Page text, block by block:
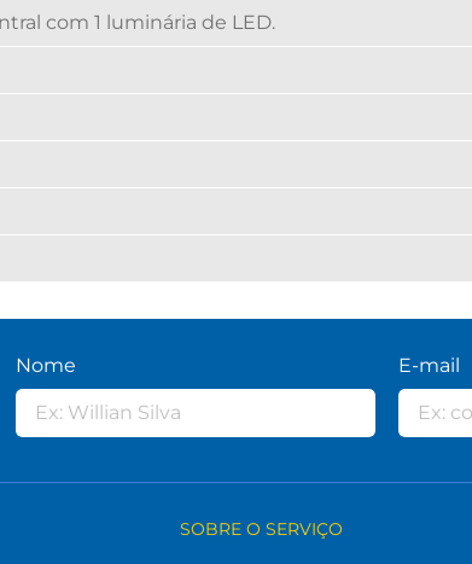
com 1 luminária de LED.
Nome E-mail
SOBRE O SERVIÇO